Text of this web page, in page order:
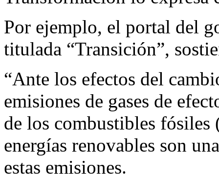
Por ejemplo, el portal del
titulada “Transición”,
“Ante los efectos del
emisiones de gases de
de los combustibles fósiles
energías renovables son
estas emisiones.